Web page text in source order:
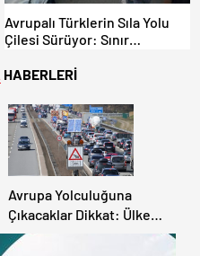
Avrupalı Türklerin Sıla Yolu
Çilesi Sürüyor: Sınır
Bekleyiş
HABERLERİ
Avrupa Yolculuğuna
Çıkacaklar Dikkat: Ülke
Ülke Güncel Trafik Kuralları,